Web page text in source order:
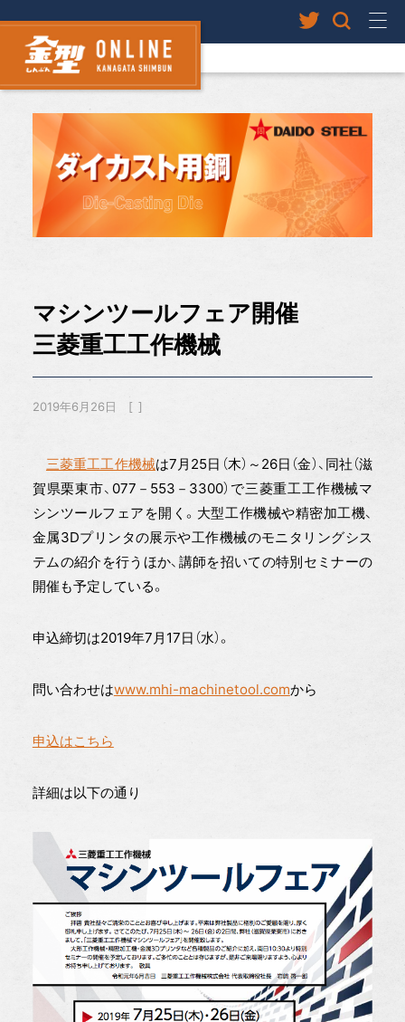
マシンツールフェア開催
三菱重工工作機械
2019年6月26日
三菱重工工作機械は7月25日（木）～26日（金）、同社（滋
賀県栗東市、077－553－3300）で三菱重工工作機械マ
シンツールフェアを開く。大型工作機械や精密加工機、
金属3Dプリンタの展示や工作機械のモニタリングシス
テムの紹介を行うほか、講師を招いての特別セミナーの
開催も予定している。
申込締切は2019年7月17日（水）。
問い合わせはwww.mhi-machinetool.comから
申込はこちら
詳細は以下の通り